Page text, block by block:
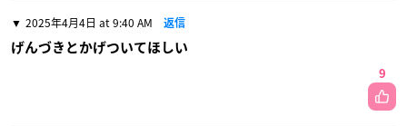
2025年4月4日 at 9:40 AM 返信
げんづきとかげついてほしい
9